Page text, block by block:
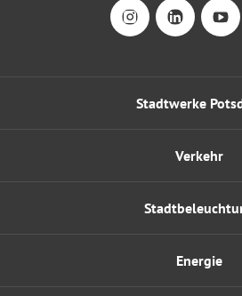
Stadtwerke
Energie
Verkehr